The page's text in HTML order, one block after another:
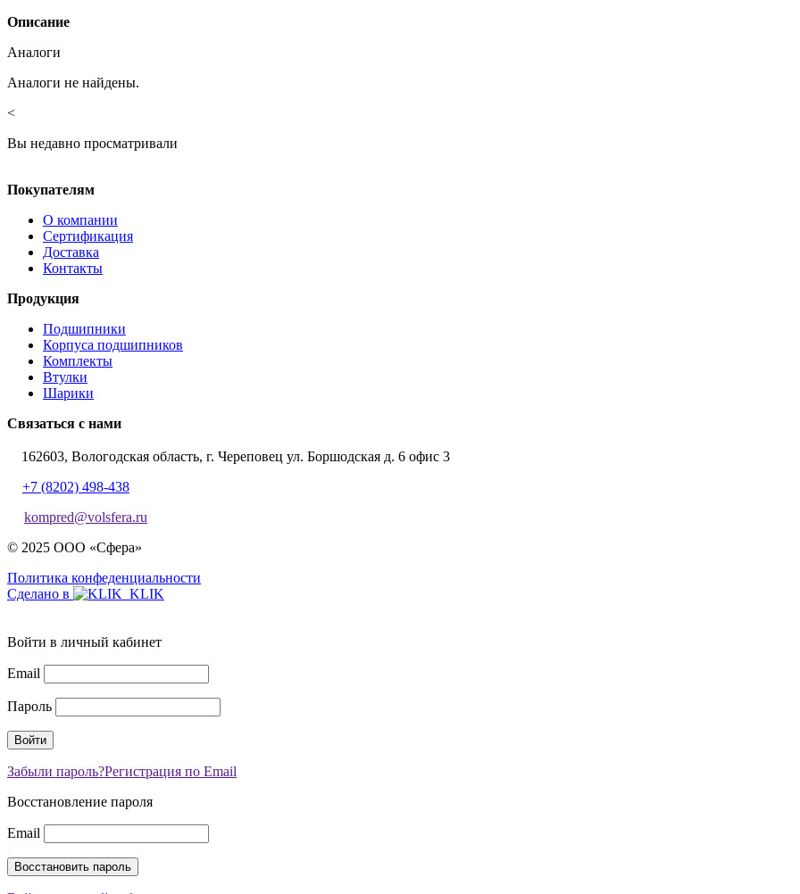
Описание
Аналоги
Аналоги не найдены.
<
Вы недавно просматривали
Покупателям
О компании
Сертификация
Доставка
Контакты
Продукция
Подшипники
Корпуса подшипников
Комплекты
Втулки
Шарики
Связаться с нами
162603, Вологодская область, г. Череповец ул. Боршодская д. 6 офис 3
+7 (8202) 498-438
kompred@volsfera.ru
© 2025 ООО «Сфера»
Политика конфеденциальности
Сделано в
Войти в личный кабинет
Email
Пароль
Забыли пароль?Регистрация по Email
Восстановление пароля
Email